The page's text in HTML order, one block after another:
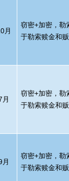
月
窃密+加密，勒
于勒索赎金和
月
窃密+加密，勒
于勒索赎金和
月
窃密+加密，勒
于勒索赎金和